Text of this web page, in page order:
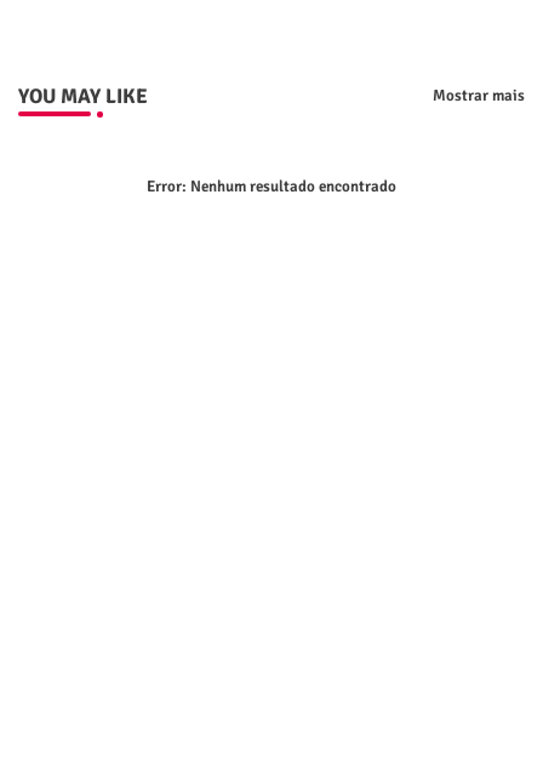
YOU MAY LIKE Mostrar mais
Error: Nenhum resultado encontrado